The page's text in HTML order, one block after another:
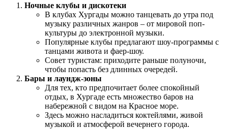
Ночные клубы и дискотеки
В клубах Хургады можно танцевать до утра под
музыку различных жанров – от мировой поп-
культуры до электронной музыки.
Популярные клубы предлагают шоу-программы с
танцами живота и фаер-шоу.
Совет туристам: приходите раньше полуночи,
чтобы попасть без длинных очередей.
Бары и лаундж-зоны
Для тех, кто предпочитает более спокойный
отдых, в Хургаде есть множество баров на
набережной с видом на Красное море.
Здесь можно насладиться коктейлями, живой
музыкой и атмосферой вечернего города.